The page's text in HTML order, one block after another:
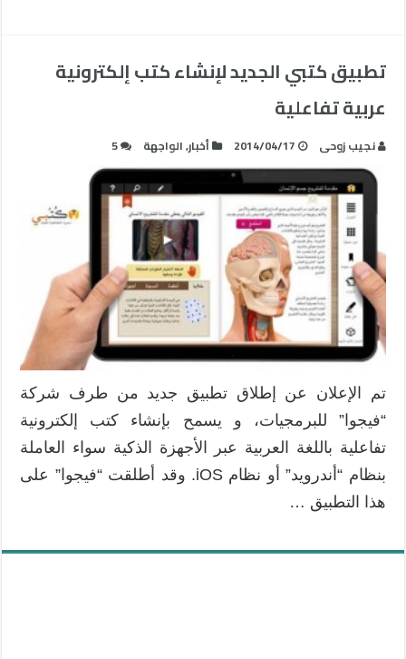
تطبيق كتبي الجديد لإنشاء كتب إلكترونية
عربية تفاعلية
نجيب زوحى 2014/04/17 أخبار,الواجهة 5
تم الإعلان عن إطلاق تطبيق جديد من طرف شركة
“فيجوا” للبرمجيات، و يسمح بإنشاء كتب إلكترونية
تفاعلية باللغة العربية عبر الأجهزة الذكية سواء العاملة
بنظام “أندرويد” أو نظام iOS. وقد أطلقت “فيجوا” على
هذا التطبيق …